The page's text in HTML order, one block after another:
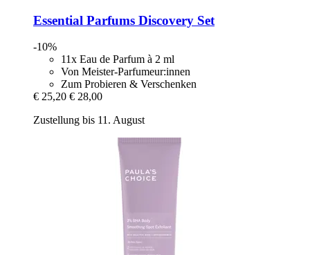
Essential Parfums Discovery Set
-10%
11x Eau de Parfum à 2 ml
Von Meister-Parfumeur:innen
Zum Probieren & Verschenken
€ 25,20 € 28,00
Zustellung bis 11. August